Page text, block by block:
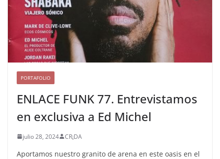
PORTAFOLIO
ENLACE FUNK 77. Entrevistamos
en exclusiva a Ed Michel
julio 28, 2024 CR¡DA
Aportamos nuestro granito de arena en este oasis en el